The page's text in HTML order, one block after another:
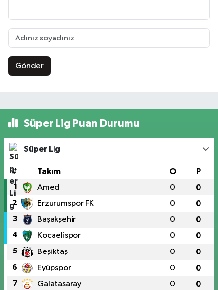
Gönder
Süper Lig Puan Durumu
Süper Lig
# Takım O P
1 Amed 0 0
2 Erzurumspor FK 0 0
3 Başakşehir 0 0
4 Kocaelispor 0 0
5 Beşiktaş 0 0
6 Eyüpspor 0 0
7 Galatasaray 0 0